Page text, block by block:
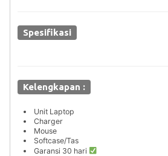
Spesifikasi
Kelengkapan :
Unit Laptop
Charger
Mouse
Softcase/Tas
Garansi 30 hari